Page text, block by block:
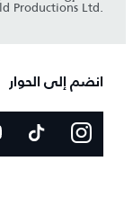
Productions Ltd.‎.
انضم إلى الحوار